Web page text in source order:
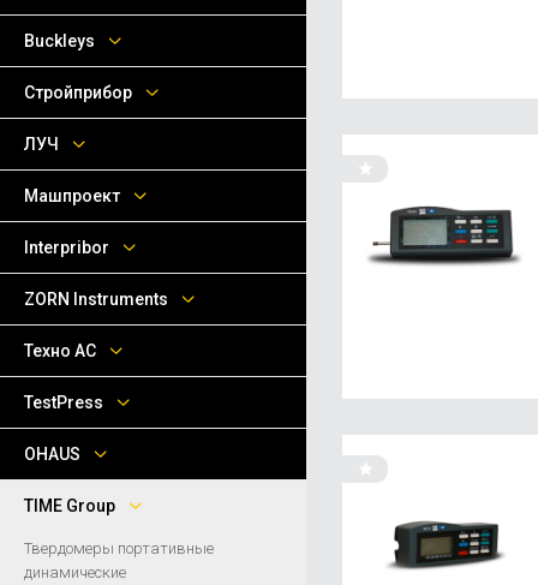
Buckleys
Стройприбор
ЛУЧ
Машпроект
Interpribor
ZORN Instruments
Техно АС
TestPress
OHAUS
TIME Group
Твердомеры портативные
динамические